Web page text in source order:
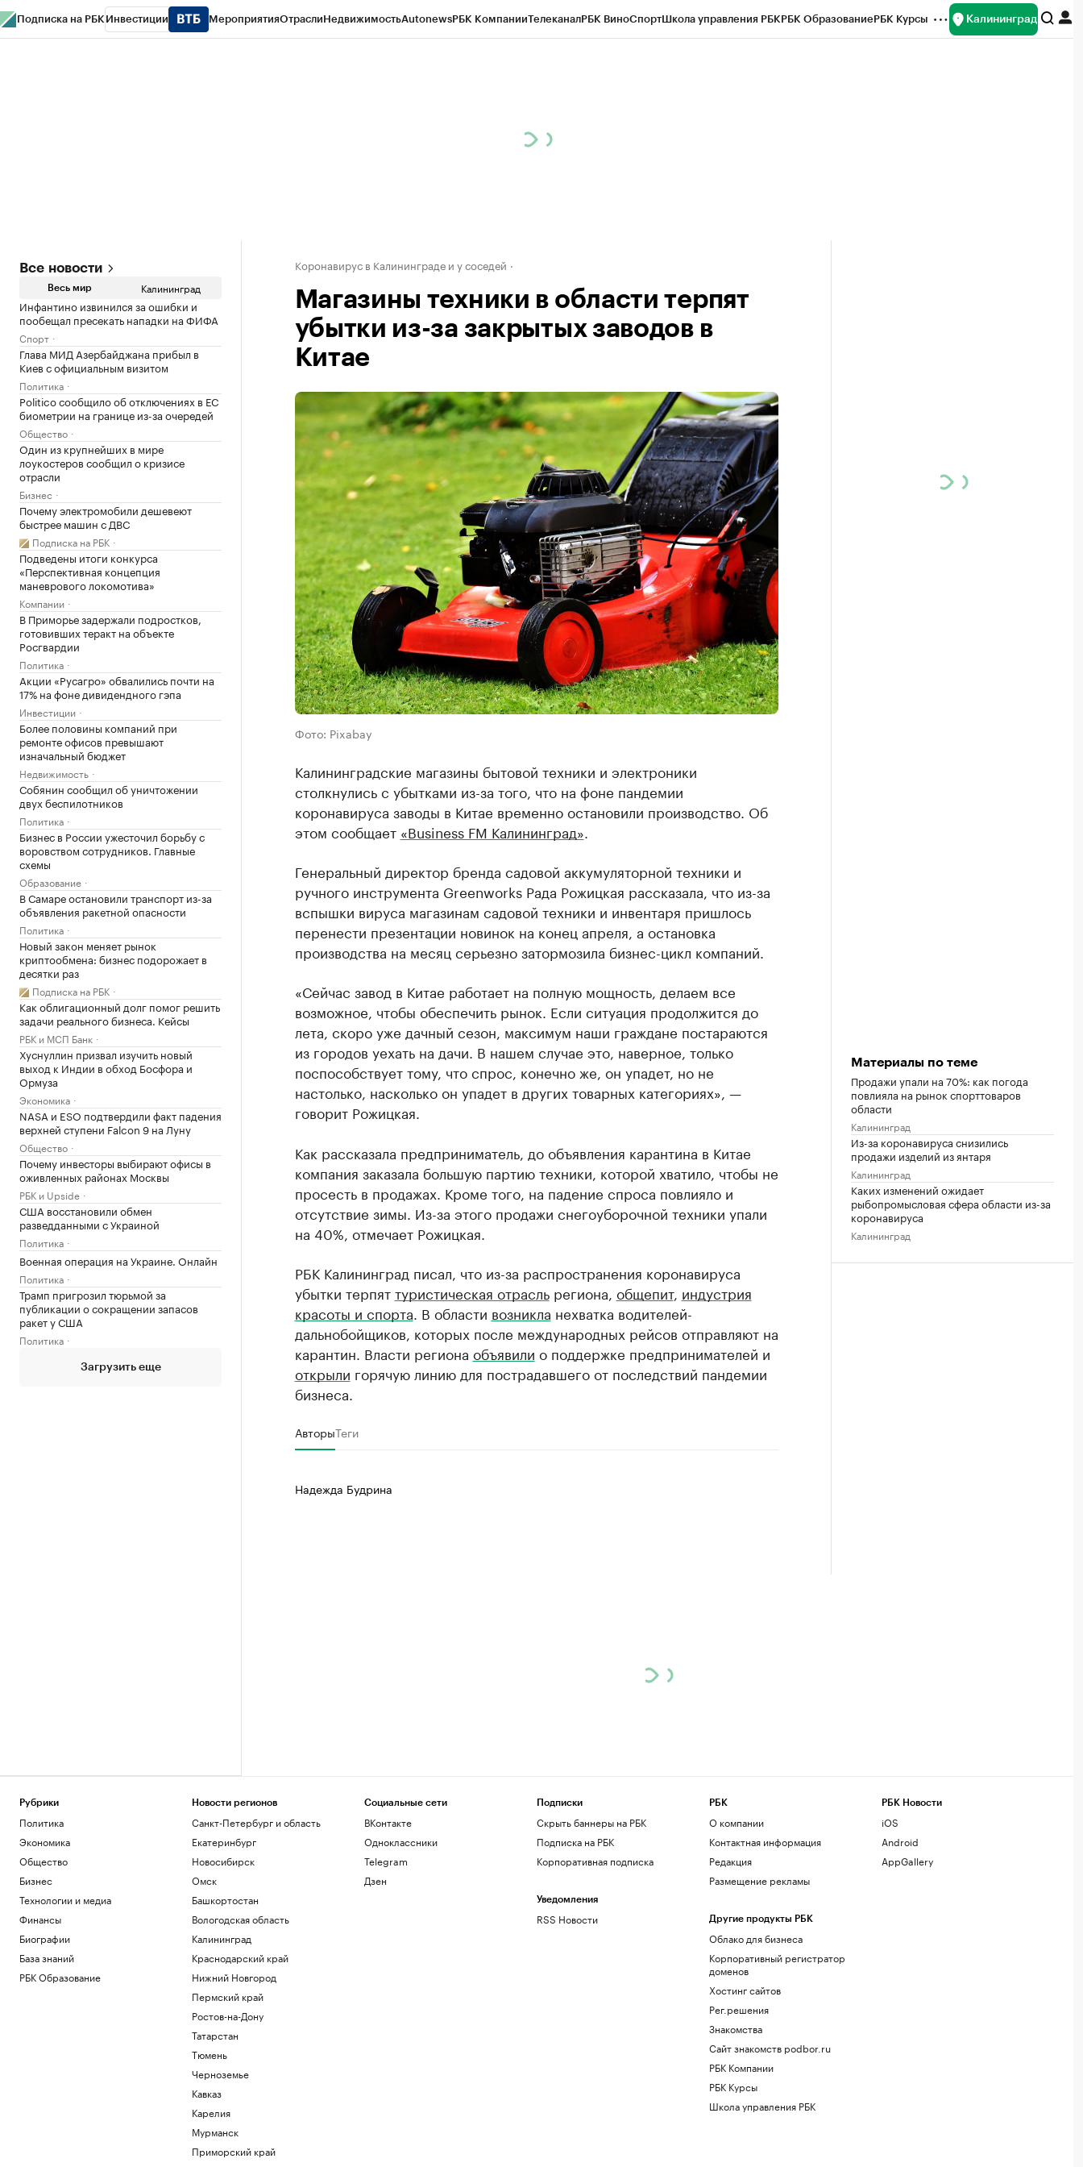
Подписка на РБК Инвестиции МероприятияОтраслиНедвижимостьAutonewsРБК КомпанииТелеканалРБК ВиноСпортШкола управления РБКРБК ОбразованиеРБК Курсы Калининград
Все новости
Весь мир Калининград
Инфантино извинился за ошибки и
пообещал пресекать нападки на ФИФА
Спорт
Глава МИД Азербайджана прибыл в
Киев с официальным визитом
Политика
Politico сообщило об отключениях в ЕС
биометрии на границе из-за очередей
Общество
Один из крупнейших в мире
лоукостеров сообщил о кризисе
отрасли
Бизнес
Почему электромобили дешевеют
быстрее машин с ДВС
Подписка на РБК
Подведены итоги конкурса
«Перспективная концепция
маневрового локомотива»
Компании
В Приморье задержали подростков,
готовивших теракт на объекте
Росгвардии
Политика
Акции «Русагро» обвалились почти на
17% на фоне дивидендного гэпа
Инвестиции
Более половины компаний при
ремонте офисов превышают
изначальный бюджет
Недвижимость
Собянин сообщил об уничтожении
двух беспилотников
Политика
Бизнес в России ужесточил борьбу с
воровством сотрудников. Главные
схемы
Образование
В Самаре остановили транспорт из-за
объявления ракетной опасности
Политика
Новый закон меняет рынок
криптообмена: бизнес подорожает в
десятки раз
Подписка на РБК
Как облигационный долг помог решить
задачи реального бизнеса. Кейсы
РБК и МСП Банк
Хуснуллин призвал изучить новый
выход к Индии в обход Босфора и
Ормуза
Экономика
NASA и ESO подтвердили факт падения
верхней ступени Falcon 9 на Луну
Общество
Почему инвесторы выбирают офисы в
оживленных районах Москвы
РБК и Upside
США восстановили обмен
разведданными с Украиной
Политика
Военная операция на Украине. Онлайн
Политика
Трамп пригрозил тюрьмой за
публикации о сокращении запасов
ракет у США
Политика
Загрузить еще
Коронавирус в Калининграде и у соседей
Магазины техники в области терпят
убытки из-за закрытых заводов в
Китае
Фото: Pixabay
Калининградские магазины бытовой техники и электроники
столкнулись с убытками из-за того, что на фоне пандемии
коронавируса заводы в Китае временно остановили производство. Об
этом сообщает «Business FM Калининград»
Генеральный директор бренда садовой аккумуляторной техники и
ручного инструмента Greenworks Рада Рожицкая рассказала, что из-за
вспышки вируса магазинам садовой техники и инвентаря пришлось
перенести презентации новинок на конец апреля, а остановка
производства на месяц серьезно затормозила бизнес-цикл компаний.
«Сейчас завод в Китае работает на полную мощность, делаем все
возможное, чтобы обеспечить рынок. Если ситуация продолжится до
лета, скоро уже дачный сезон, максимум наши граждане постараются
из городов уехать на дачи. В нашем случае это, наверное, только
поспособствует тому, что спрос, конечно же, он упадет, но не
настолько, насколько он упадет в других товарных категориях», —
говорит Рожицкая.
Как рассказала предприниматель, до объявления карантина в Китае
компания заказала большую партию техники, которой хватило, чтобы не
просесть в продажах. Кроме того, на падение спроса повлияло и
отсутствие зимы. Из-за этого продажи снегоуборочной техники упали
на 40%, отмечает Рожицкая.
РБК Калининград писал, что из-за распространения коронавируса
убытки терпяттуристическая отрасльрегиона, общепит, индустрия
красоты и спорта . В области возникла нехватка водителей-
дальнобойщиков, которых после международных рейсов отправляют на
карантин. Власти региона объявили о поддержке предпринимателей и
открыли горячую линию для пострадавшего от последствий пандемии
бизнеса.
АвторыТеги
Надежда Будрина
Материалы по теме
Продажи упали на 70%: как погода
повлияла на рынок спорттоваров
области
Калининград
Из-за коронавируса снизились
продажи изделий из янтаря
Калининград
Каких изменений ожидает
рыбопромысловая сфера области из-за
коронавируса
Калининград
Рубрики
Политика
Экономика
Общество
Бизнес
Технологии и медиа
Финансы
Биографии
База знаний
РБК Образование
Новости регионов
Санкт-Петербург и область
Екатеринбург
Новосибирск
Омск
Башкортостан
Вологодская область
Калининград
Краснодарский край
Нижний Новгород
Пермский край
Ростов-на-Дону
Татарстан
Тюмень
Черноземье
Кавказ
Карелия
Мурманск
Приморский край
Социальные сети
ВКонтакте
Одноклассники
Telegram
Дзен
Подписки
Скрыть баннеры на РБК
Подписка на РБК
Корпоративная подписка
Уведомления
RSS Новости
РБК
О компании
Контактная информация
Редакция
Размещение рекламы
Другие продукты РБК
Облако для бизнеса
Корпоративный регистратор
доменов
Хостинг сайтов
Рег.решения
Знакомства
Сайт знакомств podbor.ru
РБК Компании
РБК Курсы
Школа управления РБК
РБК Новости
iOS
Android
AppGallery